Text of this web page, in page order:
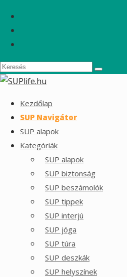
Kezdőlap
SUP Navigátor
SUP alapok
Kategóriák
SUP alapok
SUP biztonság
SUP beszámolók
SUP tippek
SUP interjú
SUP jóga
SUP túra
SUP deszkák
SUP helyszínek